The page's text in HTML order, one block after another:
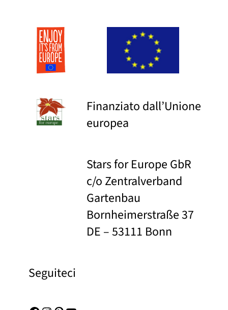
Finanziato dall’Unione
europea
Stars for Europe GbR
c/o Zentralverband
Gartenbau
Bornheimerstraße 37
DE – 53111 Bonn
Seguiteci